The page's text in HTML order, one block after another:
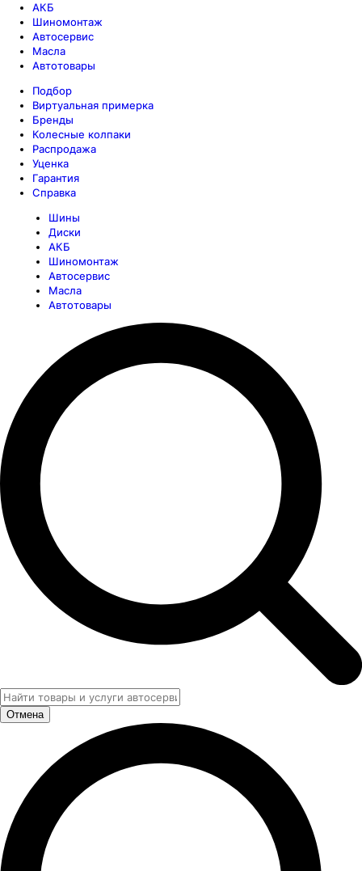
АКБ
Шиномонтаж
Автосервис
Масла
Автотовары
Подбор
Виртуальная примерка
Бренды
Колесные колпаки
Распродажа
Уценка
Гарантия
Справка
Шины
Диски
АКБ
Шиномонтаж
Автосервис
Масла
Автотовары
Отмена